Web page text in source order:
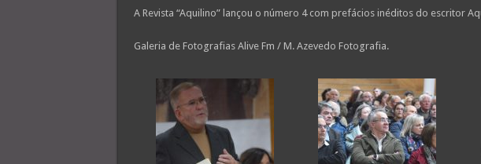
A Revista “Aquilino” lançou o número 4 com prefácios inéditos do escritor
Galeria de Fotografias Alive Fm / M. Azevedo Fotografia.